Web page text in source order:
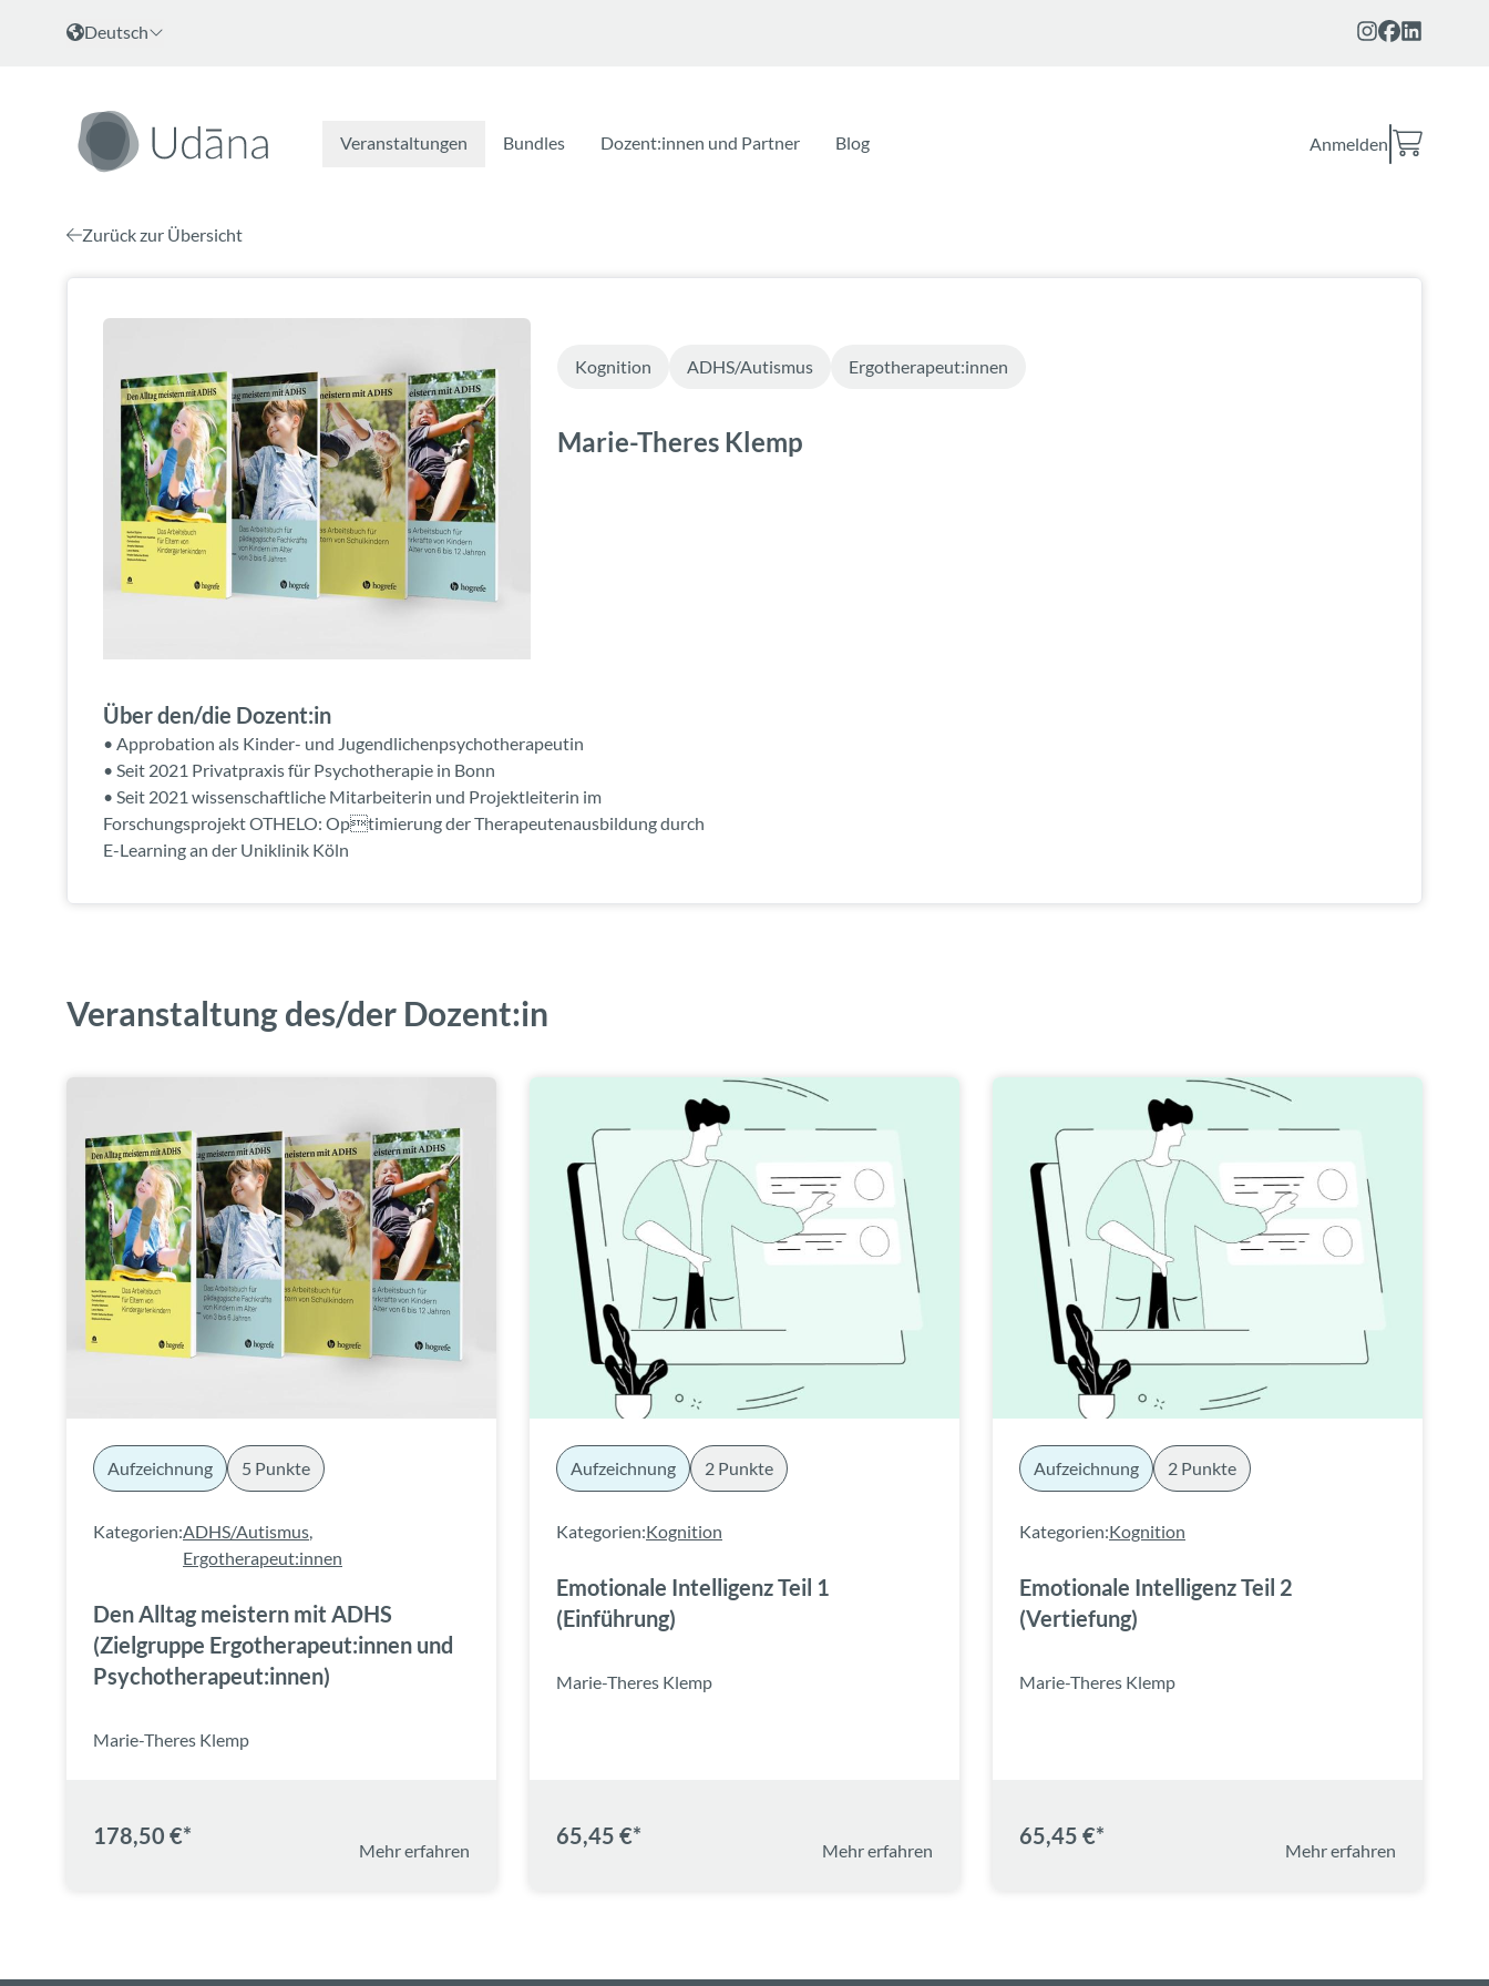
Zum Inhalt
Sprache wählen
Deutsch
Veranstaltungen Bundles Dozent:innen und Partner Blog Anmelden
Zurück zur Übersicht
Kognition ADHS/Autismus Ergotherapeut:innen
Marie-Theres Klemp
Über den/die Dozent:in
• Approbation als Kinder- und Jugendlichenpsychotherapeutin
• Seit 2021 Privatpraxis für Psychotherapie in Bonn
• Seit 2021 wissenschaftliche Mitarbeiterin und Projektleiterin im
Forschungsprojekt OTHELO: Optimierung der Therapeutenausbildung durch
E-Learning an der Uniklinik Köln
Veranstaltung des/der Dozent:in
Aufzeichnung 5 Punkte
Kategorien:ADHS/Autismus,
Ergotherapeut:innen
Den Alltag meistern mit ADHS
(Zielgruppe Ergotherapeut:innen und
Psychotherapeut:innen)
Marie-Theres Klemp
178,50 €*
Mehr erfahren
Aufzeichnung 2 Punkte
Kategorien:Kognition
Emotionale Intelligenz Teil 1
(Einführung)
Marie-Theres Klemp
65,45 €*
Mehr erfahren
Aufzeichnung 2 Punkte
Kategorien:Kognition
Emotionale Intelligenz Teil 2
(Vertiefung)
Marie-Theres Klemp
65,45 €*
Mehr erfahren